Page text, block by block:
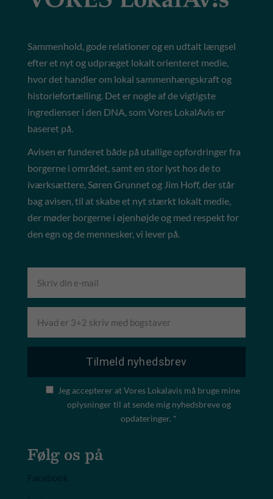
Sammenhold, gode relationer og en udtalt længsel
efter et nyt og udpræget lokalt orienteret medie,
hvor det handler om lokal sammenhængskraft og
historiefortælling. Det er nogle af de vigtigste
ingredienser i den DNA, som Vores LokalAvis er
baseret på.
Avisen er funderet både på utallige opfordringer fra
borgerne i området, samt en stor lyst hos de to
iværksættere, Søren Grunnet og Jim Hoff, der står
bag avisen, til at skabe et nyt stærkt lokalt medie,
der møder borgerne i øjenhøjde og med respekt for
den egn og de mennesker, vi lever på.
Jeg accepterer at Vores Lokalavis må bruge mine
oplysninger til at sende mig nyhedsbreve og
opdateringer. *
Følg os på